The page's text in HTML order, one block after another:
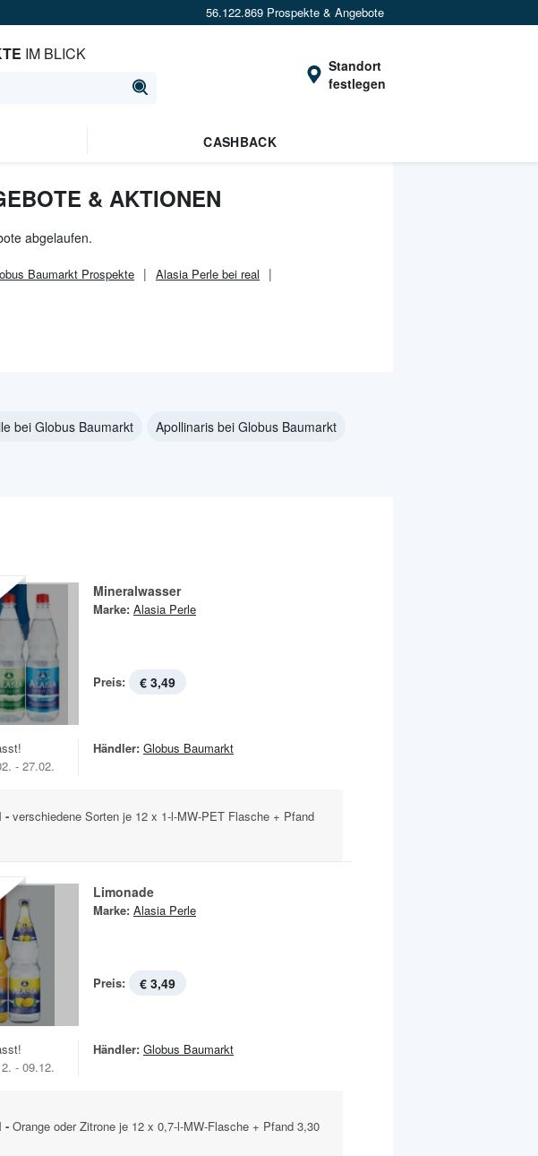
56.122.869 Prospekte & Angebote
IM BLICK
Standort
festlegen
CASHBACK
& AKTIONEN
abgelaufen.
Baumarkt Prospekte
Alasia Perle bei real
bei Globus Baumarkt Apollinaris bei Globus Baumarkt
Mineralwasser
Marke: Alasia Perle
Preis: € 3,49
- 27.02.
Händler: Globus Baumarkt
- verschiedene Sorten je 12 x 1-l-MW-PET Flasche + Pfand
Limonade
Marke: Alasia Perle
Preis: € 3,49
- 09.12.
Händler: Globus Baumarkt
- Orange oder Zitrone je 12 x 0,7-l-MW-Flasche + Pfand 3,30